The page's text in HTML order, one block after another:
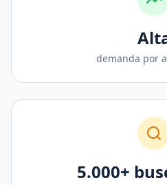
demanda por
5.000+